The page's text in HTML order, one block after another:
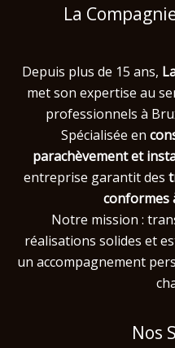
La
Depuis plus de 15 ans,
met son expertise au
professionnels à
Spécialisée en
parachèvement et
entreprise garantit des
conformes
Notre mission :
réalisations solides et
un accompagnement
Nos